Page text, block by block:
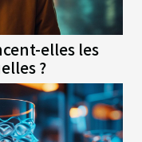
elles les
?